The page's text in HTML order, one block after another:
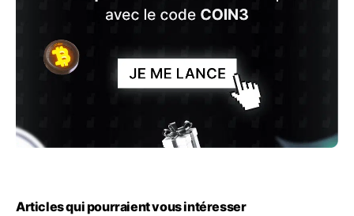
Articles qui pourraient vous intéresser